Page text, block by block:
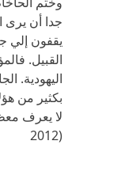
جدا أن يرى
يقفون إلي
القبيل.
اليهودية.
بكثير من
2012)